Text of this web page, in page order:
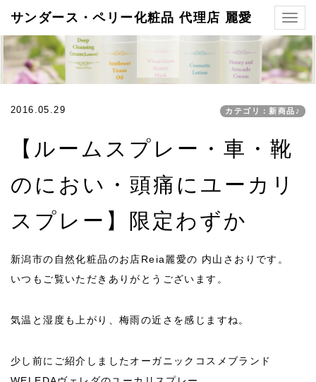
サンダース・ペリー化粧品 代理店 麗愛
2016.05.29 カテゴリ：新商品♪
【ルームスプレー・車・靴
のにおい・頭痛にユーカリ
スプレー】限定わずか
新潟市の自然化粧品のお店Reia麗愛の 内山さおりです。
いつもご覧いただきありがとうございます。
気温と湿度も上がり、梅雨の近さを感じますね。
少し前にご紹介しましたオーガニックコスメブランド